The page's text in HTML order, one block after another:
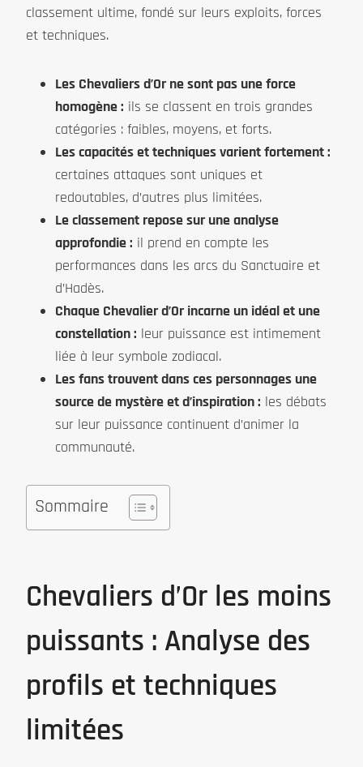
classement ultime, fondé sur leurs exploits, forces
et techniques.
Les Chevaliers d’Or ne sont pas une force
homogène : ils se classent en trois grandes
catégories : faibles, moyens, et forts.
Les capacités et techniques varient fortement :
certaines attaques sont uniques et
redoutables, d’autres plus limitées.
Le classement repose sur une analyse
approfondie : il prend en compte les
performances dans les arcs du Sanctuaire et
d’Hadès.
Chaque Chevalier d’Or incarne un idéal et une
constellation : leur puissance est intimement
liée à leur symbole zodiacal.
Les fans trouvent dans ces personnages une
source de mystère et d’inspiration : les débats
sur leur puissance continuent d’animer la
communauté.
Sommaire
Chevaliers d’Or les moins
puissants : Analyse des
profils et techniques
limitées